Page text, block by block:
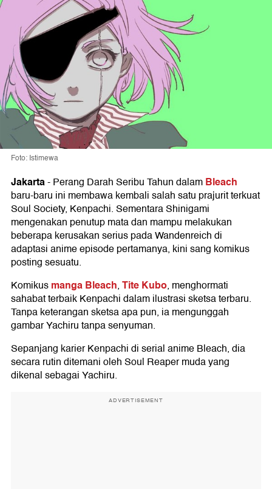
Foto: Istimewa
Jakarta-Perang Darah Seribu Tahun dalamBleach
baru-baru ini membawa kembali salah satu prajurit terkuat
Soul Society, Kenpachi. Sementara Shinigami
mengenakan penutup mata dan mampu melakukan
beberapa kerusakan serius pada Wandenreich di
adaptasi anime episode pertamanya, kini sang komikus
posting sesuatu.
Komikusmanga Bleach,Tite Kubo, menghormati
sahabat terbaik Kenpachi dalam ilustrasi sketsa terbaru.
Tanpa keterangan sketsa apa pun, ia mengunggah
gambar Yachiru tanpa senyuman.
Sepanjang karier Kenpachi di serial anime Bleach, dia
secara rutin ditemani oleh Soul Reaper muda yang
dikenal sebagai Yachiru.
ADVERTISEMENT